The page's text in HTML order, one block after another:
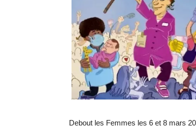
Debout les Femmes les 6 et 8 mars